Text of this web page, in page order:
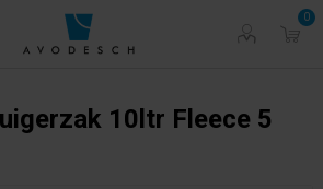
0
10ltr Fleece 5